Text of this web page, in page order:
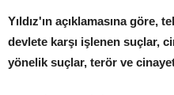
Yıldız'ın açıklamasına
devlete karşı işlenen suçlar,
yönelik suçlar, terör ve cinayet